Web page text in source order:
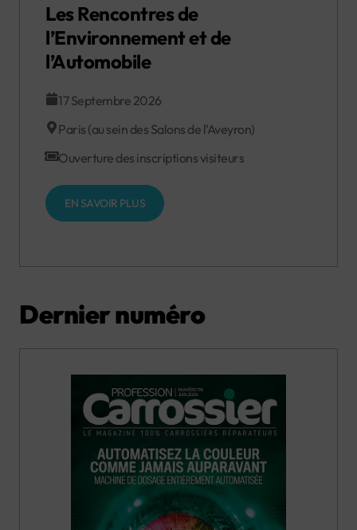
Les Rencontres de
l’Environnement et de
l’Automobile
17 Septembre 2026
Paris (au sein des Salons de l’Aveyron)
Ouverture des inscriptions visiteurs
EN SAVOIR PLUS
Dernier numéro